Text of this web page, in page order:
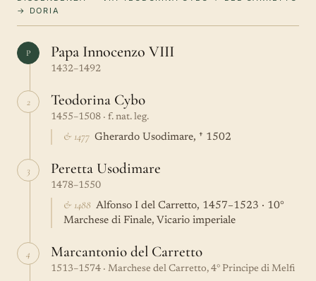
→ DORIA
P Papa Innocenzo VIII
1432–1492
2 Teodorina Cybo
1455–1508 · f. nat. leg.
& 1477 Gherardo Usodimare, † 1502
3 Peretta Usodimare
1478–1550
& 1488 Alfonso I del Carretto, 1457–1523 · 10°
Marchese di Finale, Vicario imperiale
4 Marcantonio del Carretto
1513–1574 · Marchese del Carretto, 4° Principe di Melfi